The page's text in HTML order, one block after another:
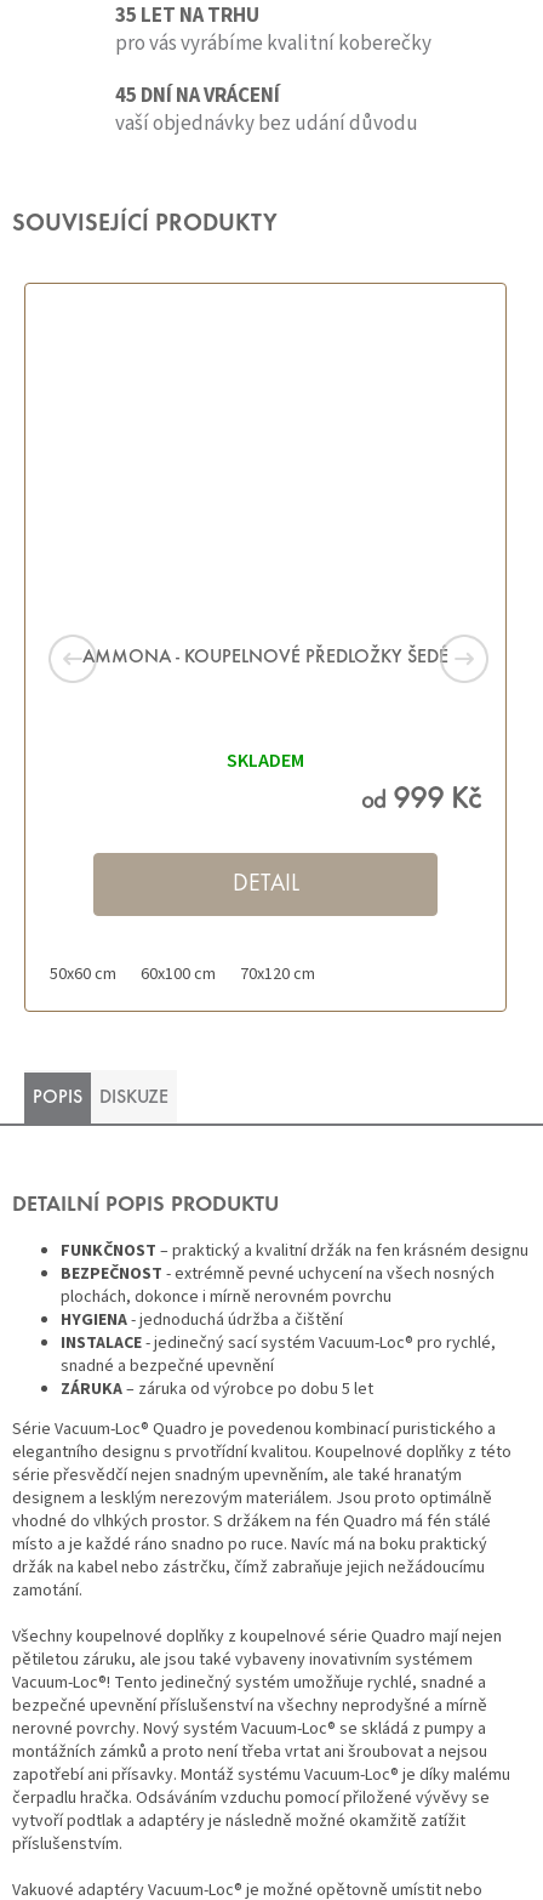
35 LET NA TRHU
pro vás vyrábíme kvalitní koberečky
45 DNÍ NA VRÁCENÍ
vaší objednávky bez udání důvodu
SOUVISEJÍCÍ PRODUKTY
AMMONA - KOUPELNOVÉ PŘEDLOŽKY ŠEDÉ
SKLADEM
od 999 Kč
DETAIL
50x60 cm 60x100 cm 70x120 cm
POPIS DISKUZE
DETAILNÍ POPIS PRODUKTU
FUNKČNOST – praktický a kvalitní držák na fen krásném designu
BEZPEČNOST - extrémně pevné uchycení na všech nosných
plochách, dokonce i mírně nerovném povrchu
HYGIENA- jednoduchá údržba a čištění
INSTALACE- jedinečný sací systém Vacuum-Loc® pro rychlé,
snadné a bezpečné upevnění
ZÁRUKA– záruka od výrobce po dobu 5 let
Série Vacuum-Loc® Quadro je povedenou kombinací puristického a
elegantního designu s prvotřídní kvalitou. Koupelnové doplňky z této
série přesvědčí nejen snadným upevněním, ale také hranatým
designem a lesklým nerezovým materiálem. Jsou proto optimálně
vhodné do vlhkých prostor. S držákem na fén Quadro má fén stálé
místo a je každé ráno snadno po ruce. Navíc má na boku praktický
držák na kabel nebo zástrčku, čímž zabraňuje jejich nežádoucímu
zamotání.
Všechny koupelnové doplňky z koupelnové série Quadro mají nejen
pětiletou záruku, ale jsou také vybaveny inovativním systémem
Vacuum-Loc®! Tento jedinečný systém umožňuje rychlé, snadné a
bezpečné upevnění příslušenství na všechny neprodyšné a mírně
nerovné povrchy. Nový systém Vacuum-Loc® se skládá z pumpy a
montážních zámků a proto není třeba vrtat ani šroubovat a nejsou
zapotřebí ani přísavky. Montáž systému Vacuum-Loc® je díky malému
čerpadlu hračka. Odsáváním vzduchu pomocí přiložené vývěvy se
vytvoří podtlak a adaptéry je následně možné okamžitě zatížit
příslušenstvím.
Vakuové adaptéry Vacuum-Loc® je možné opětovně umístit nebo